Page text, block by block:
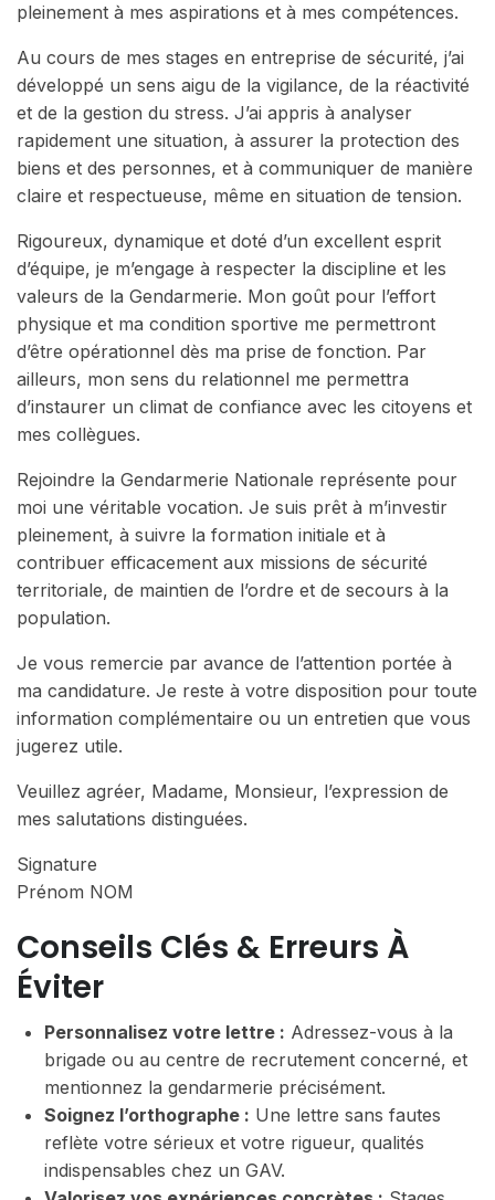
pleinement à mes aspirations et à mes compétences.
Au cours de mes stages en entreprise de sécurité, j’ai
développé un sens aigu de la vigilance, de la réactivité
et de la gestion du stress. J’ai appris à analyser
rapidement une situation, à assurer la protection des
biens et des personnes, et à communiquer de manière
claire et respectueuse, même en situation de tension.
Rigoureux, dynamique et doté d’un excellent esprit
d’équipe, je m’engage à respecter la discipline et les
valeurs de la Gendarmerie. Mon goût pour l’effort
physique et ma condition sportive me permettront
d’être opérationnel dès ma prise de fonction. Par
ailleurs, mon sens du relationnel me permettra
d’instaurer un climat de confiance avec les citoyens et
mes collègues.
Rejoindre la Gendarmerie Nationale représente pour
moi une véritable vocation. Je suis prêt à m’investir
pleinement, à suivre la formation initiale et à
contribuer efficacement aux missions de sécurité
territoriale, de maintien de l’ordre et de secours à la
population.
Je vous remercie par avance de l’attention portée à
ma candidature. Je reste à votre disposition pour toute
information complémentaire ou un entretien que vous
jugerez utile.
Veuillez agréer, Madame, Monsieur, l’expression de
mes salutations distinguées.
Signature
Prénom NOM
Conseils Clés & Erreurs À
Éviter
Personnalisez votre lettre : Adressez-vous à la
brigade ou au centre de recrutement concerné, et
mentionnez la gendarmerie précisément.
Soignez l’orthographe : Une lettre sans fautes
reflète votre sérieux et votre rigueur, qualités
indispensables chez un GAV.